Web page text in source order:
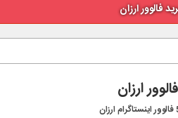
فالوور ارزان
فالوور اینستاگرام ارزان